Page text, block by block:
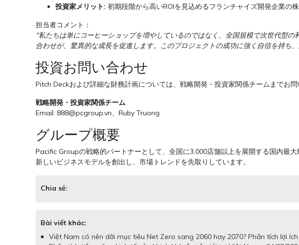
投資家メリット: 初期段階から高いROIを見込めるフランチャイズ開発企業の
担当者コメント：
"私たちは単にコーヒーショップを増やしているのではなく、全国規模で次世代型
合わせが、驚異的な成長を促進します。このプロジェクトの成功に強く自信を持ち
投資お問い合わせ
Pitch Deckおよび詳細な財務計画については、戦略開発・投資家関係チームまでお
戦略開発・投資家関係チーム
Email: 888@pcgroup.vn、Ruby Truong
グループ概要
Pacific Groupの戦略的パートナーとして、全国に3,000店舗以上を展開する国内最
新しいビジネスモデルを創出し、市場トレンドを先取りしています。
Chia sẻ:
Bài viết khác:
Việt Nam có nên dời mục tiêu Net Zero sang 2060 hay 2070? Phân tích lợi